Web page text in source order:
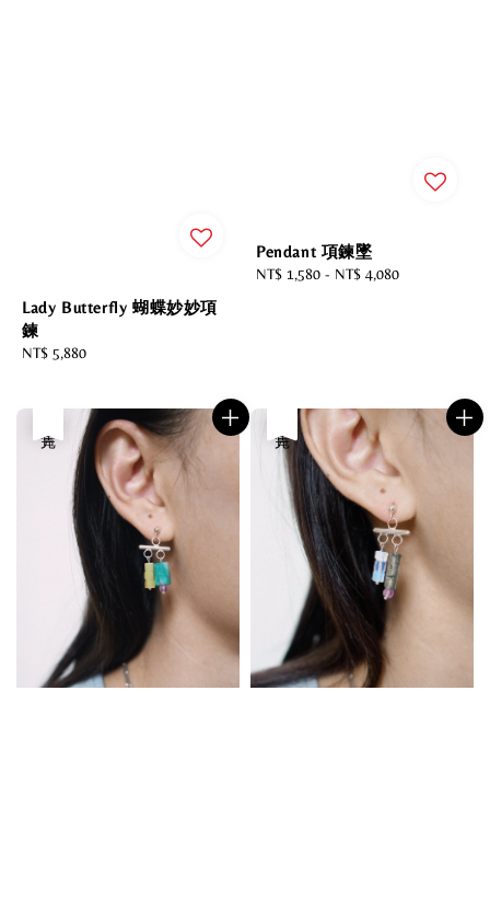
Lady Butterfly 蝴蝶妙妙項
鍊
Regular
NT$ 5,880
Pendant 項鍊墜
Regular
NT$ 1,580 - NT$ 4,080